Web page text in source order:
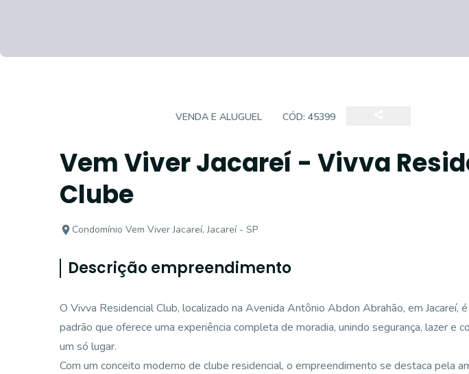
VENDA E ALUGUEL CÓD: 45399
Vem Viver Jacareí - Vivva
Clube
Condomínio Vem Viver Jacareí, Jacareí - SP
Descrição empreendimento
O Vivva Residencial Club, localizado na Avenida Antônio Abdon Abrahão, em Jacareí,
padrão que oferece uma experiência completa de moradia, unindo segurança, lazer e
um só lugar.
Com um conceito moderno de clube residencial, o empreendimento se destaca pela